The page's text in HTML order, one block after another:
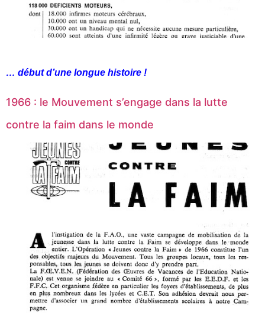
… début d’une longue histoire !
1966 : le Mouvement s’engage dans la lutte
contre la faim dans le monde